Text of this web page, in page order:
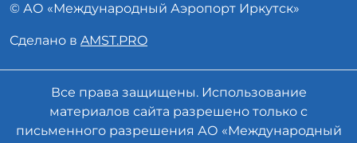
© АО «Международный Аэропорт Иркутск»
Сделано в AMST.PRO
Все права защищены. Использование
материалов сайта разрешено только с
письменного разрешения АО «Международный